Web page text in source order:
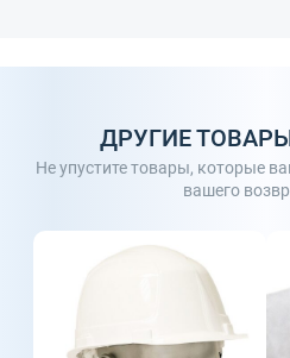
ДРУГИЕ
Не упустите товары, которые
вашего